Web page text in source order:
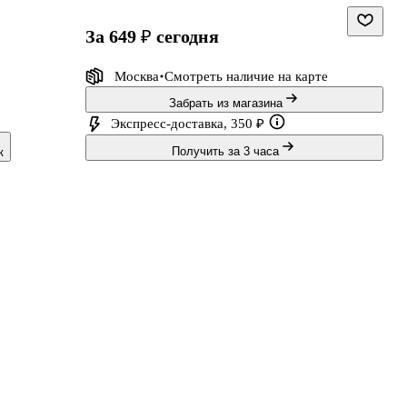
за 649 ₽ сегодня
Москва Смотреть наличие на карте
Забрать из магазина
Экспресс-доставка, 350 ₽
Получить за 3 часа